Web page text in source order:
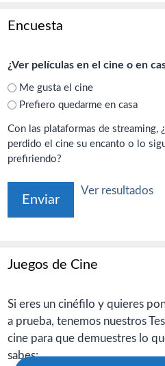
Encuesta
¿Ver películas en el cine o en
Me gusta el cine
Prefiero quedarme en casa
Con las plataformas de streaming, ¿ha
perdido el cine su encanto o lo sigues
prefiriendo?
Ver resultados
Juegos de Cine
Si eres un cinéfilo y quieres
a prueba, tenemos nuestros
cine para que demuestres lo
sabes: